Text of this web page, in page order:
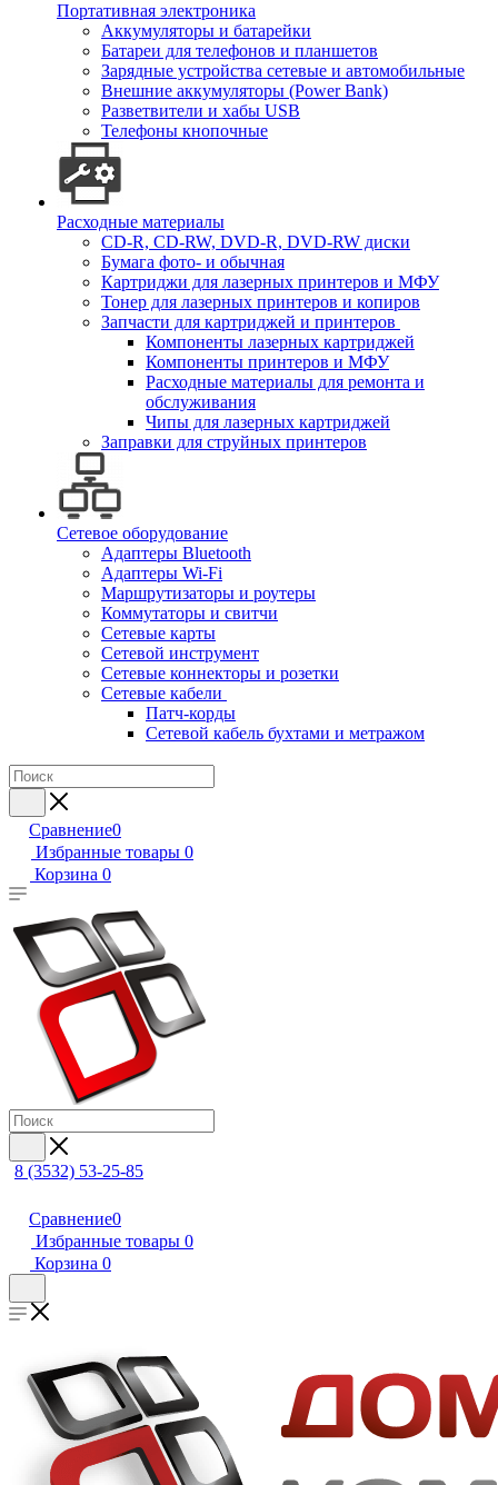
Портативная электроника
Аккумуляторы и батарейки
Батареи для телефонов и планшетов
Зарядные устройства сетевые и автомобильные
Внешние аккумуляторы (Power Bank)
Разветвители и хабы USB
Телефоны кнопочные
Расходные материалы
CD-R, CD-RW, DVD-R, DVD-RW диски
Бумага фото- и обычная
Картриджи для лазерных принтеров и МФУ
Тонер для лазерных принтеров и копиров
Запчасти для картриджей и принтеров
Компоненты лазерных картриджей
Компоненты принтеров и МФУ
Расходные материалы для ремонта и
обслуживания
Чипы для лазерных картриджей
Заправки для струйных принтеров
Сетевое оборудование
Адаптеры Bluetooth
Адаптеры Wi-Fi
Маршрутизаторы и роутеры
Коммутаторы и свитчи
Сетевые карты
Сетевой инструмент
Сетевые коннекторы и розетки
Сетевые кабели
Патч-корды
Сетевой кабель бухтами и метражом
Сравнение0
Избранные товары 0
Корзина 0
8 (3532) 53-25-85
Сравнение0
Избранные товары 0
Корзина 0